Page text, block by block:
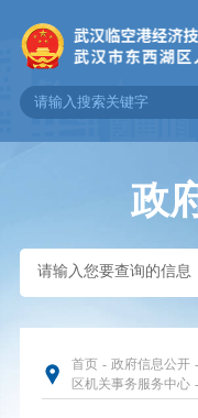
政
首页 - 政府信息公开 -
区机关事务服务中心 -